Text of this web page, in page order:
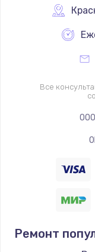
Замена /
Все
Ремонт